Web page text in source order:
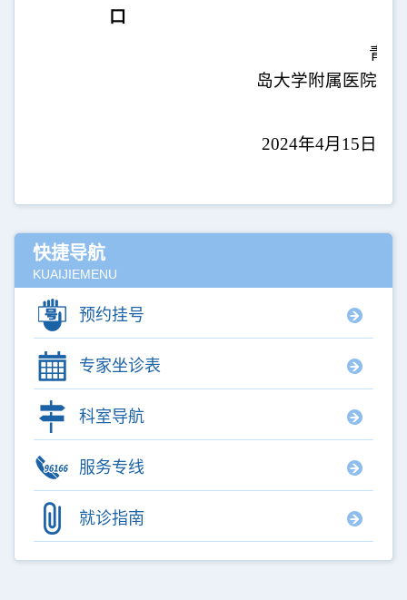
口
青
岛大学附属医院
2024年4月 15 日
快捷导航
KUAIJIEMENU
预约挂号
专家坐诊表
科室导航
服务专线
就诊指南